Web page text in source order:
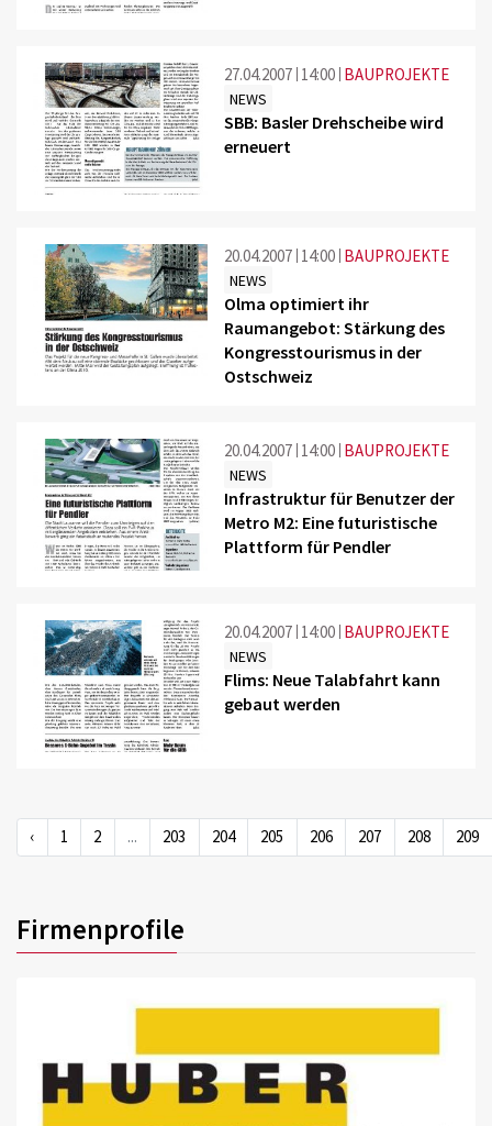
27.04.2007 14:00 BAUPROJEKTE
NEWS
SBB: Basler Drehscheibe wird
erneuert
20.04.2007 14:00 BAUPROJEKTE
NEWS
Olma optimiert ihr
Raumangebot: Stärkung des
Kongresstourismus in der
Ostschweiz
20.04.2007 14:00 BAUPROJEKTE
NEWS
Infrastruktur für Benutzer der
Metro M2: Eine futuristische
Plattform für Pendler
20.04.2007 14:00 BAUPROJEKTE
NEWS
Flims: Neue Talabfahrt kann
gebaut werden
‹ 1 2 ... 203 204 205 206 207 208 209
Firmenprofile